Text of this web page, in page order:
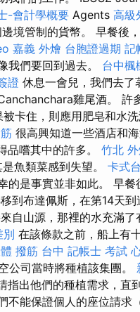
-會計學概要 Agents 高級
境管制的貨幣。 早餐後
嘉義 外燴 台胞證過期 記
我們要回到過去。 台中楓
證 休息一會兒，我們去
雞尾酒。 許
被卡住，則應用肥皂和水
很高興知道一些酒店和
品嚐其中的許多。 竹北
是魚類菜感到失望。 卡式
的是事實並非如此。 早
到布達佩斯，在第14天
自山源，那裡的水充滿
別 在該條款之前，船上有
撥筋 台中 記帳士 考試
公司當時將種植該集團。
指出他們的種植需求，直
能保證個人的座位請求